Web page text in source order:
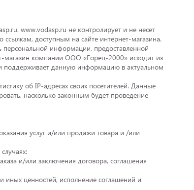
www.vodasp.ru не контролирует и не несет
ссылкам, доступным на сайте интернет-магазина.
информации, предоставленной
магазин компании ООО «Горец-2000» исходит из
поддерживает данную информацию в актуальном
об IP-адресах своих посетителей. Данные
насколько законным будет проведение
услуг и/или продажи товара и /или
и/или заключения договора, соглашения
иных ценностей, исполнение соглашений и